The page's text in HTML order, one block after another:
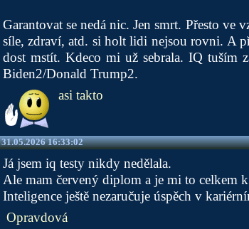
Garantovat se nedá nic. Jen smrt. Přesto
síle, zdraví, atd. si holt lidi nejsou rovni. A
dost mstít. Kdeco mi už sebrala. IQ tuším
Biden2/Donald Trump2.
asi takto
31.05.2026 16:33:02
Já jsem iq testy nikdy nedělala.
Ale mam červený diplom a je mi to celkem
Inteligence ještě nezaručuje úspěch v
Opravdová